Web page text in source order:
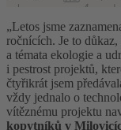
„Letos jsme
ročnících. Je to
a témata ekologie a
i pestrost projektů,
čtyřikrát jsem
vždy jednalo o
vítěznému projektu
kopytníků v